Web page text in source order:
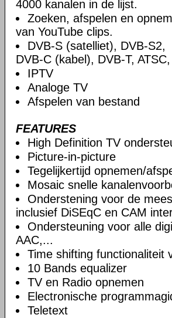
4000 kanalen in de lijst.
Zoeken, afspelen en
van YouTube clips.
DVB-S (satelliet), DVB-S2,
DVB-C (kabel), DVB-T,
IPTV
Analoge TV
Afspelen van bestand
FEATURES
High Definition TV
Picture-in-picture
Tegelijkertijd opnemen/
Mosaic snelle
Onderstening voor de
inclusief DiSEqC en CAM
Ondersteuning voor alle
AAC,...
Time shifting functionaliteit
10 Bands equalizer
TV en Radio opnemen
Electronische
Teletext